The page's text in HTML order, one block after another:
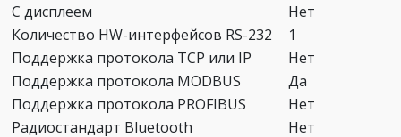
С дисплеем
Нет
Количество HW-интерфейсов RS-232
1
Поддержка протокола TCP или IP
Нет
Поддержка протокола MODBUS
Да
Поддержка протокола PROFIBUS
Нет
Радиостандарт Bluetooth
Нет